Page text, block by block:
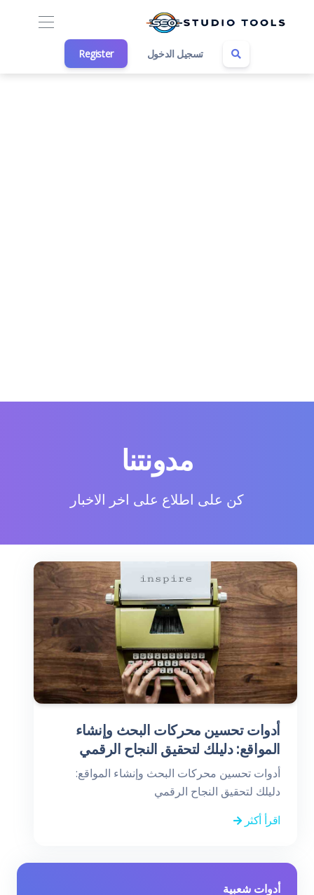
تسجيل الدخول Register
مدونتنا
كن على اطلاع على اخر الاخبار
أدوات تحسين محركات البحث وإنشاء
المواقع: دليلك لتحقيق النجاح الرقمي
أدوات تحسين محركات البحث وإنشاء المواقع:
دليلك لتحقيق النجاح الرقمي
اقرأ أكثر
أدوات شعبية